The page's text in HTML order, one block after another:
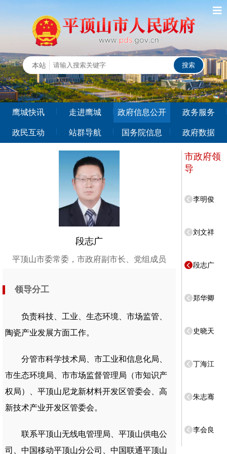
鹰城快讯 走进鹰城 政府信息公开 政务服务
政民互动 站群导航 国务院信息 政府数据
段志广
平顶山市委常委，市政府副市长、党组成员
领导分工
负责科技、工业、生态环境、市场监管、
陶瓷产业发展方面工作。
分管市科学技术局、市工业和信息化局、
市生态环境局、市市场监督管理局（市知识产
权局）、平顶山尼龙新材料开发区管委会、高
新技术产业开发区管委会。
联系平顶山无线电管理局、平顶山供电公
司、中国移动平顶山分公司、中国联通平顶山
市政府领
导
李明俊
刘文祥
段志广
郑华卿
史晓天
丁海江
朱志骞
李会良